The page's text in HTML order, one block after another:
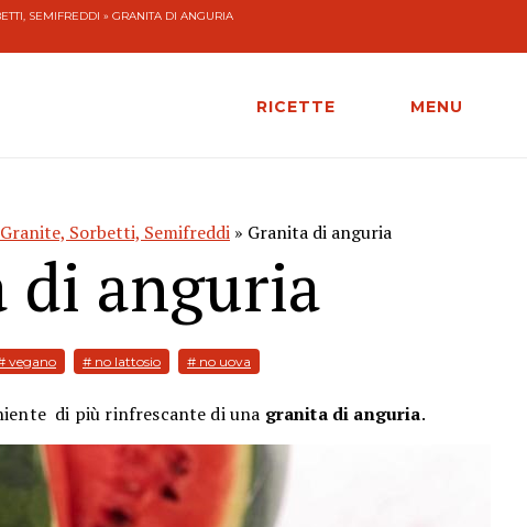
SEMIFREDDI » GRANITA DI ANGURIA
RICETTE MENU
Sorbetti, Semifreddi » Granita di anguria
di anguria
vegano # no lattosio # no uova
di più rinfrescante di una granita di anguria.